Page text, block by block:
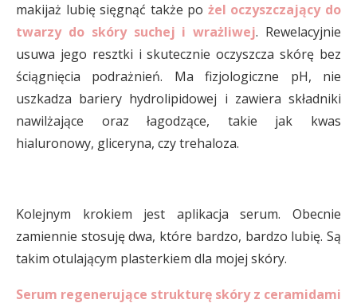
makijaż lubię sięgnąć także po żel oczyszczający do
twarzy do skóry suchej i wrażliwej. Rewelacyjnie
usuwa jego resztki i skutecznie oczyszcza skórę bez
ściągnięcia podrażnień. Ma fizjologiczne pH, nie
uszkadza bariery hydrolipidowej i zawiera składniki
nawilżające oraz łagodzące, takie jak kwas
hialuronowy, gliceryna, czy trehaloza.
Kolejnym krokiem jest aplikacja serum. Obecnie
zamiennie stosuję dwa, które bardzo, bardzo lubię. Są
takim otulającym plasterkiem dla mojej skóry.
Serum regenerujące strukturę skóry z ceramidami